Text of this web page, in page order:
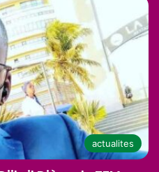
actualites